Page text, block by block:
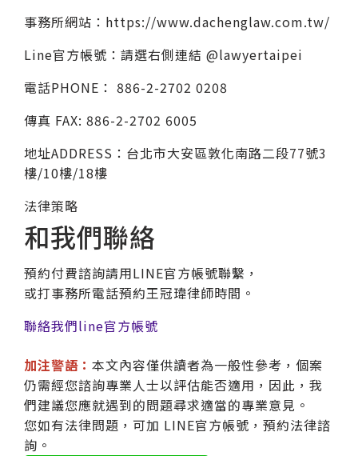
事務所網站：https://www.dachenglaw.com.tw/
Line官方帳號：請選右側連結 @lawyertaipei
電話PHONE： 886-2-2702 0208
傳真 FAX: 886-2-2702 6005
地址ADDRESS：台北市大安區敦化南路二段77號3
樓/10樓/18樓
法律策略
和我們聯絡
預約付費諮詢請用LINE官方帳號聯繫，
或打事務所電話預約王冠瑋律師時間。
聯絡我們line官方帳號
加注警語： 本文內容僅供讀者為一般性參考，個案
仍需經您諮詢專業人士以評估能否適用，因此，我
們建議您應就遇到的問題尋求適當的專業意見。
您如有法律問題，可加 LINE官方帳號，預約法律諮
詢。